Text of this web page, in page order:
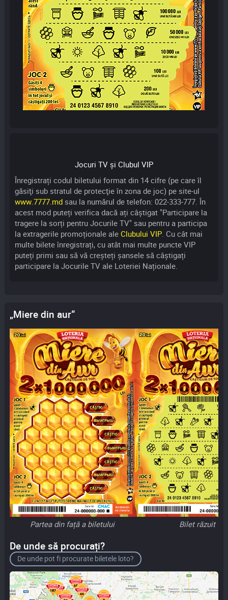
Jocuri TV și Clubul VIP
Înregistrați codul biletului format din 14 cifre (pe care îl
găsiţi sub stratul de protecţie în zona de joc) pe site-ul
www.7777.md sau la numărul de telefon: 022-333-777. În
acest mod puteți verifica dacă ați câștigat "Participare la
tragere la sorți pentru Jocurile TV" sau pentru a participa
la extragerile promoționale aleClubului VIP . Cu cât mai
multe bilete înregistrați, cu atât mai multe puncte VIP
puteți primi sau să vă creșteți șansele să câștigați
participare la Jocurile TV ale Loteriei Naționale.
„Miere din aur“
Partea din față a biletului Bilet răzuit
De unde să procurați?
De unde pot fi procurate biletele loto?